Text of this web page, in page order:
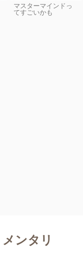
マスターマインドっ
てすごいかも
ンタリ